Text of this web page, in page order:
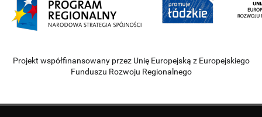
Projekt współfinansowany przez Unię Europejską z Europejskiego
Funduszu Rozwoju Regionalnego